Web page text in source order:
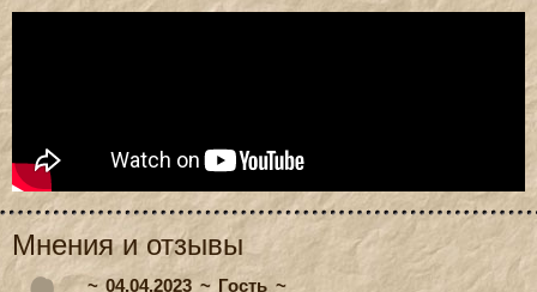
Мнения и отзывы
04.04.2023 Гость